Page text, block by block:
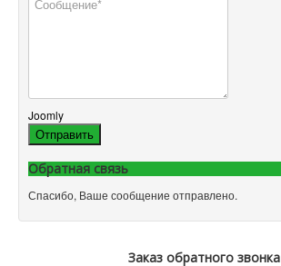
Joomly
Отправить
Обратная связь
Спасибо, Ваше сообщение отправлено.
Заказ обратного звонка